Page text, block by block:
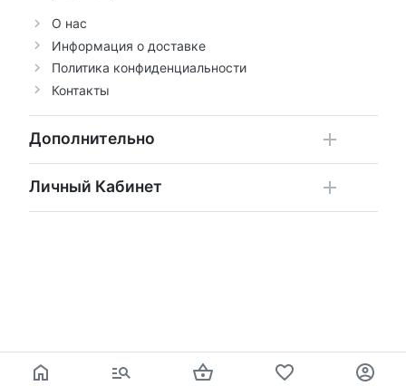
О нас
Информация о доставке
Политика конфиденциальности
Контакты
Дополнительно
Личный Кабинет